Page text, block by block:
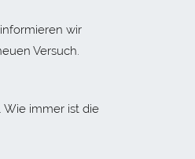
wir
Versuch.
Wie immer ist die